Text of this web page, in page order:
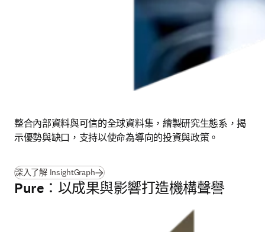
整合內部資料與可信的全球資料集，繪製研究生態系，揭
示優勢與缺口，支持以使命為導向的投資與政策。
深入了解 InsightGraph(打開新的分頁／視窗
Pure：以成果與影響打造機構聲譽